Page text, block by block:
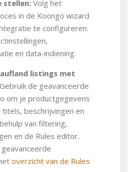
stellen: Volg het
in de Koongo wizard
te configureren.
en data-indiening.
listings met
Gebruik de geavanceerde
om je productgegevens
beschrijvingen en
van filtering,
en de Rules editor.
overzicht van de Rules